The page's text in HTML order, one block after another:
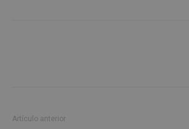
Artículo anterior